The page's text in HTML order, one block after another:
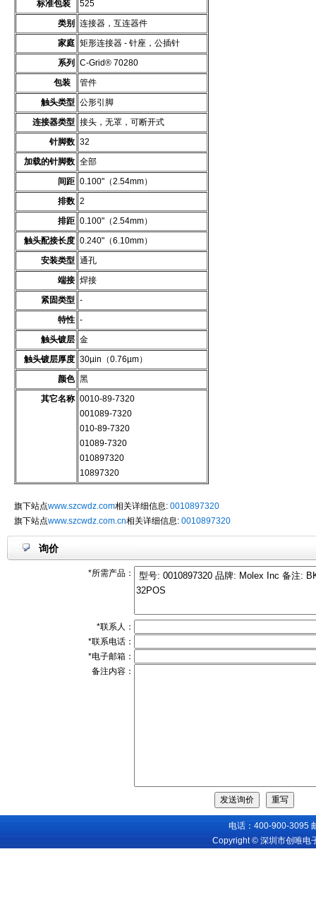
标准包装
525
类别
连接器，互连器件
家庭 矩形连接器 - 针座，公插针
系列
C-Grid® 70280
包装
管件
触头类型 公形引脚
连接器类型 接头，无罩，可断开式
针脚数 32
加载的针脚数 全部
间距 0.100"（2.54mm）
排数 2
排距 0.100"（2.54mm）
触头配接长度 0.240"（6.10mm）
安装类型 通孔
端接 焊接
紧固类型 -
特性 -
触头镀层 金
触头镀层厚度 30µin（0.76µm）
颜色 黑
其它名称 0010-89-7320
001089-7320
010-89-7320
01089-7320
010897320
10897320
旗下站点www.szcwdz.com相关详细信息: 0010897320
旗下站点www.szcwdz.com.cn相关详细信息: 0010897320
询价
*所需产品：
*联系人：
*联系电话：
*电子邮箱：
备注内容：
电话：400-900-3095
Copyright © 深圳市创唯电